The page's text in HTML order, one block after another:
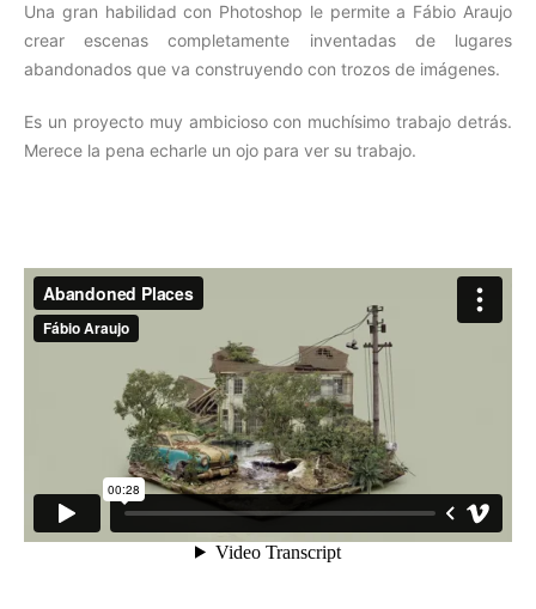
Una gran habilidad con Photoshop le permite a Fábio Araujo
crear escenas completamente inventadas de lugares
abandonados que va construyendo con trozos de imágenes.
Es un proyecto muy ambicioso con muchísimo trabajo detrás.
Merece la pena echarle un ojo para ver su trabajo.